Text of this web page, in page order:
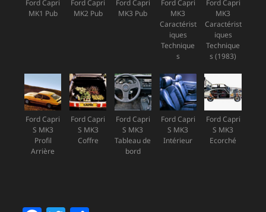
Ford Capri
MK1 Pub
Ford Capri
MK2 Pub
Ford Capri
MK3 Pub
Ford Capri
MK3
Caractérist
iques
Technique
s
Ford Capri
MK3
Caractérist
iques
Technique
s (1983)
Ford Capri
S MK3
Profil
Arrière
Ford Capri
S MK3
Coffre
Ford Capri
S MK3
Tableau de
bord
Ford Capri
S MK3
Intérieur
Ford Capri
S MK3
Ecorché